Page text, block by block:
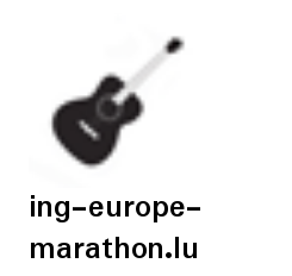
ing-europe-
marathon.lu